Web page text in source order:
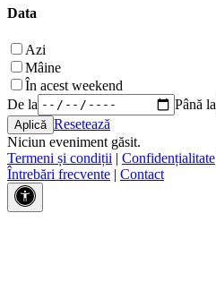
Data
Azi
Mâine
În acest weekend
De la
Până la
Resetează
Niciun eveniment găsit.
Termeni și condiții | Confidențialitate
Întrebări frecvente | Contact